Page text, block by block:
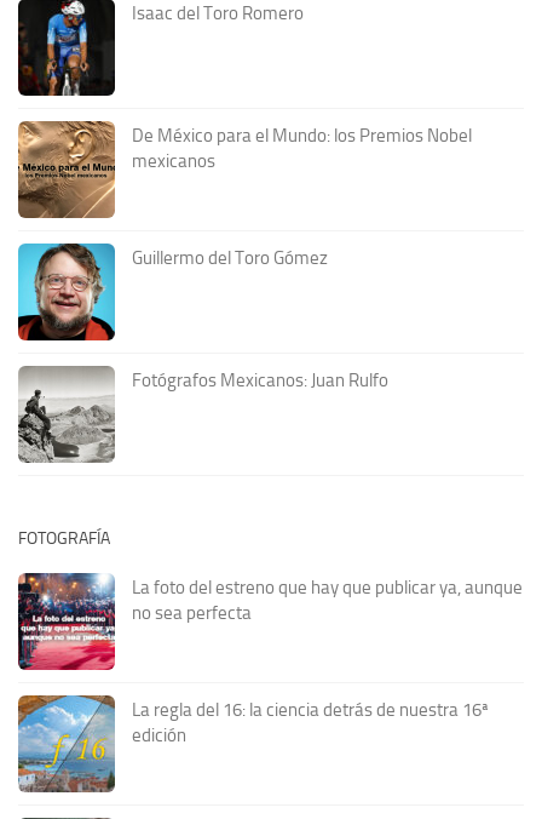
Isaac del Toro Romero
De México para el Mundo: los Premios Nobel
mexicanos
Guillermo del Toro Gómez
Fotógrafos Mexicanos: Juan Rulfo
FOTOGRAFÍA
La foto del estreno que hay que publicar ya, aunque
no sea perfecta
La regla del 16: la ciencia detrás de nuestra 16ª
edición